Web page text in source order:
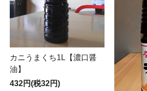
カニうまくち1L【濃口醤
油】
432円(税32円)